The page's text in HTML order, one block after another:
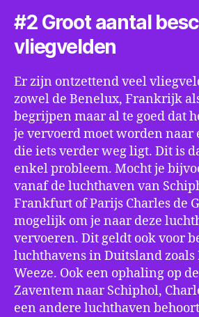
#2 Groot aantal
vliegvelden
Er zijn ontzettend veel
zowel de Benelux, Frankrijk
begrijpen maar al te goed dat
je vervoerd moet worden naar
die iets verder weg ligt. Dit is
enkel probleem. Mocht je
vanaf de luchthaven van
Frankfurt of Parijs Charles de
mogelijk om je naar deze
vervoeren. Dit geldt ook voor
luchthavens in Duitsland zoals
Weeze. Ook een ophaling op
Zaventem naar Schiphol,
een andere luchthaven